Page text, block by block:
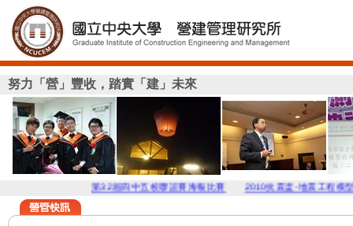
努力「營」豐收，踏實「建」未來
第32屆四中五校聯誼賽海報比賽 2010抗震盃-地震工程模型國際